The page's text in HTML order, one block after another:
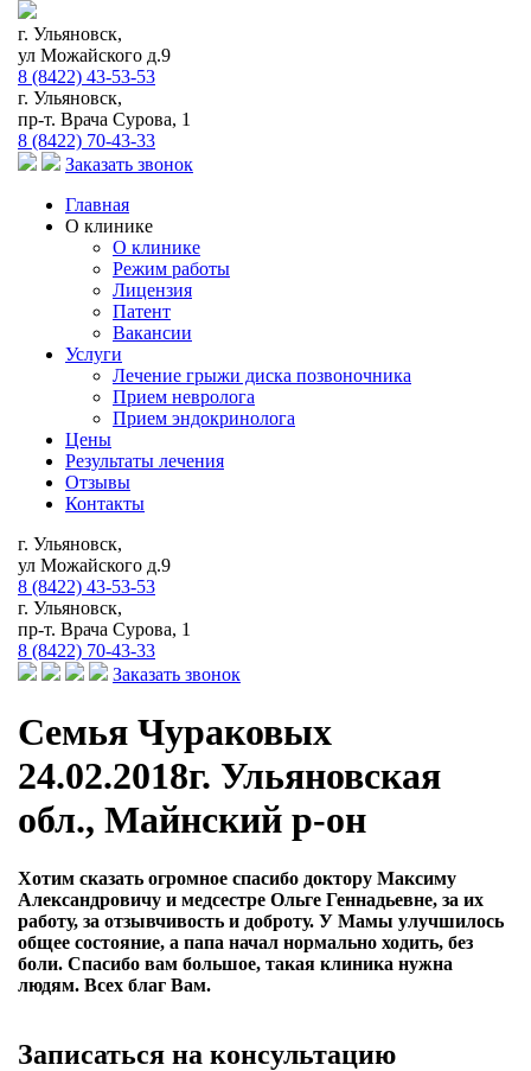
г. Ульяновск,
ул Можайского д.9
8 (8422) 43-53-53
г. Ульяновск,
пр-т. Врача Сурова, 1
8 (8422) 70-43-33
Заказать звонок
Главная
О клинике
О клинике
Режим работы
Лицензия
Патент
Вакансии
Услуги
Лечение грыжи диска позвоночника
Прием невролога
Прием эндокринолога
Цены
Результаты лечения
Отзывы
Контакты
г. Ульяновск,
ул Можайского д.9
8 (8422) 43-53-53
г. Ульяновск,
пр-т. Врача Сурова, 1
8 (8422) 70-43-33
Заказать звонок
Семья Чураковых
24.02.2018г. Ульяновская
обл., Майнский р-он
Хотим сказать огромное спасибо доктору Максиму
Александровичу и медсестре Ольге Геннадьевне, за их
работу, за отзывчивость и доброту. У Мамы улучшилось
общее состояние, а папа начал нормально ходить, без
боли. Спасибо вам большое, такая клиника нужна
людям. Всех благ Вам.
Записаться на консультацию